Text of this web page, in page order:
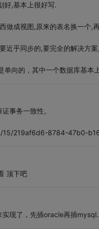
好,基本上很好写.
做成视图,原来的表名换一个,
近乎同步的,要完全的解决方
向的，其中一个数据库基本
事务一致性。
219af6d6-8784-47b0-
顶下吧
现了，先插oracle再插